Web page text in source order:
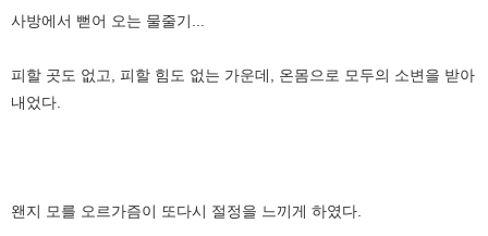
사방에서 뻗어 오는 물줄기...
피할 곳도 없고, 피할 힘도 없는 가운데, 온몸으로 모두의 소변을 받아
내었다.
왠지 모를 오르가즘이 또다시 절정을 느끼게 하였다.